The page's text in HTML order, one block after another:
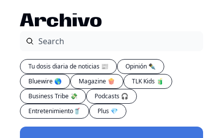
Archivo
Tu dosis diaria de noticias 📰
Opinión ✒️
Bluewire 🌎
Magazine 🍿
TLK Kids 🧃
Business Tribe 💸
Podcasts 🎧
Entretenimiento🥤
Plus 💎